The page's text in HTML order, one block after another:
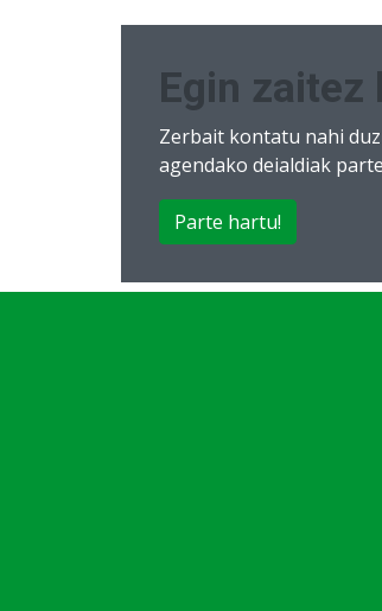
Egin
Zerbait kontatu nahi
agendako deialdiak
Parte hartu!